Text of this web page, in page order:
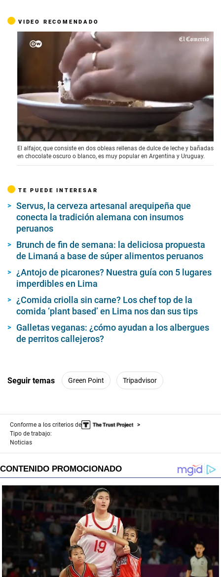
VIDEO RECOMENDADO
0
o
f
3
n
t
e
,
2
7
s
c
o
n
s
El alfajor, que consiste en dos obleas rellenas de dulce de leche y bañadas
en chocolate oscuro o blanco, es muy popular en Argentina y Uruguay.
TE PUEDE INTERESAR
Servus, la cerveza artesanal arequipeña que
conecta la tradición alemana con insumos
peruanos
Brunch de fin de semana: la deliciosa propuesta
de Limaná a base de súper alimentos peruanos
¿Antojo de picarones? Nuestra guía con 5 lugares
imperdibles en Lima
¿Comida criolla sin carne? Los chef top de la
comida ‘plant based’ en Lima nos dan sus tips
Galletas veganas: ¿cómo ayudan a los albergues
de perritos callejeros?
Seguir temas Green Point Tripadvisor
Conforme a los criterios de
Tipo de trabajo:
Noticias